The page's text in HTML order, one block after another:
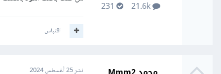
اقتباس
نشر25 أغسطس 2024